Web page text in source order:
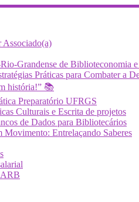
Associado(a)
Grandense de Biblioteconomia
Práticas para Combater a
história!” 📚
Preparatório UFRGS
Culturais e Escrita de projetos
de Dados para Bibliotecários
Movimento: Entrelaçando Saberes